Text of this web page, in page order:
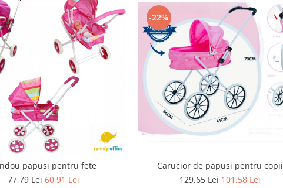
papusi pentru fete
77,79 Lei60,91 Lei
-22%
Carucior de papusi pentru copii
129,65 Lei101,58 Lei